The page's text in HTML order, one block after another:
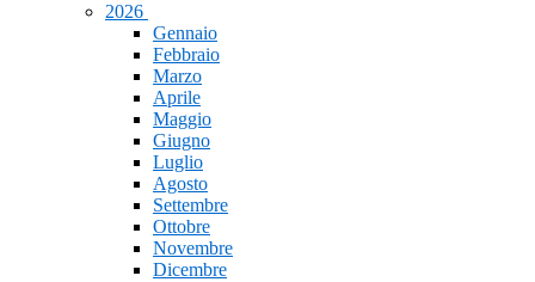
2026
Gennaio
Febbraio
Marzo
Aprile
Maggio
Giugno
Luglio
Agosto
Settembre
Ottobre
Novembre
Dicembre